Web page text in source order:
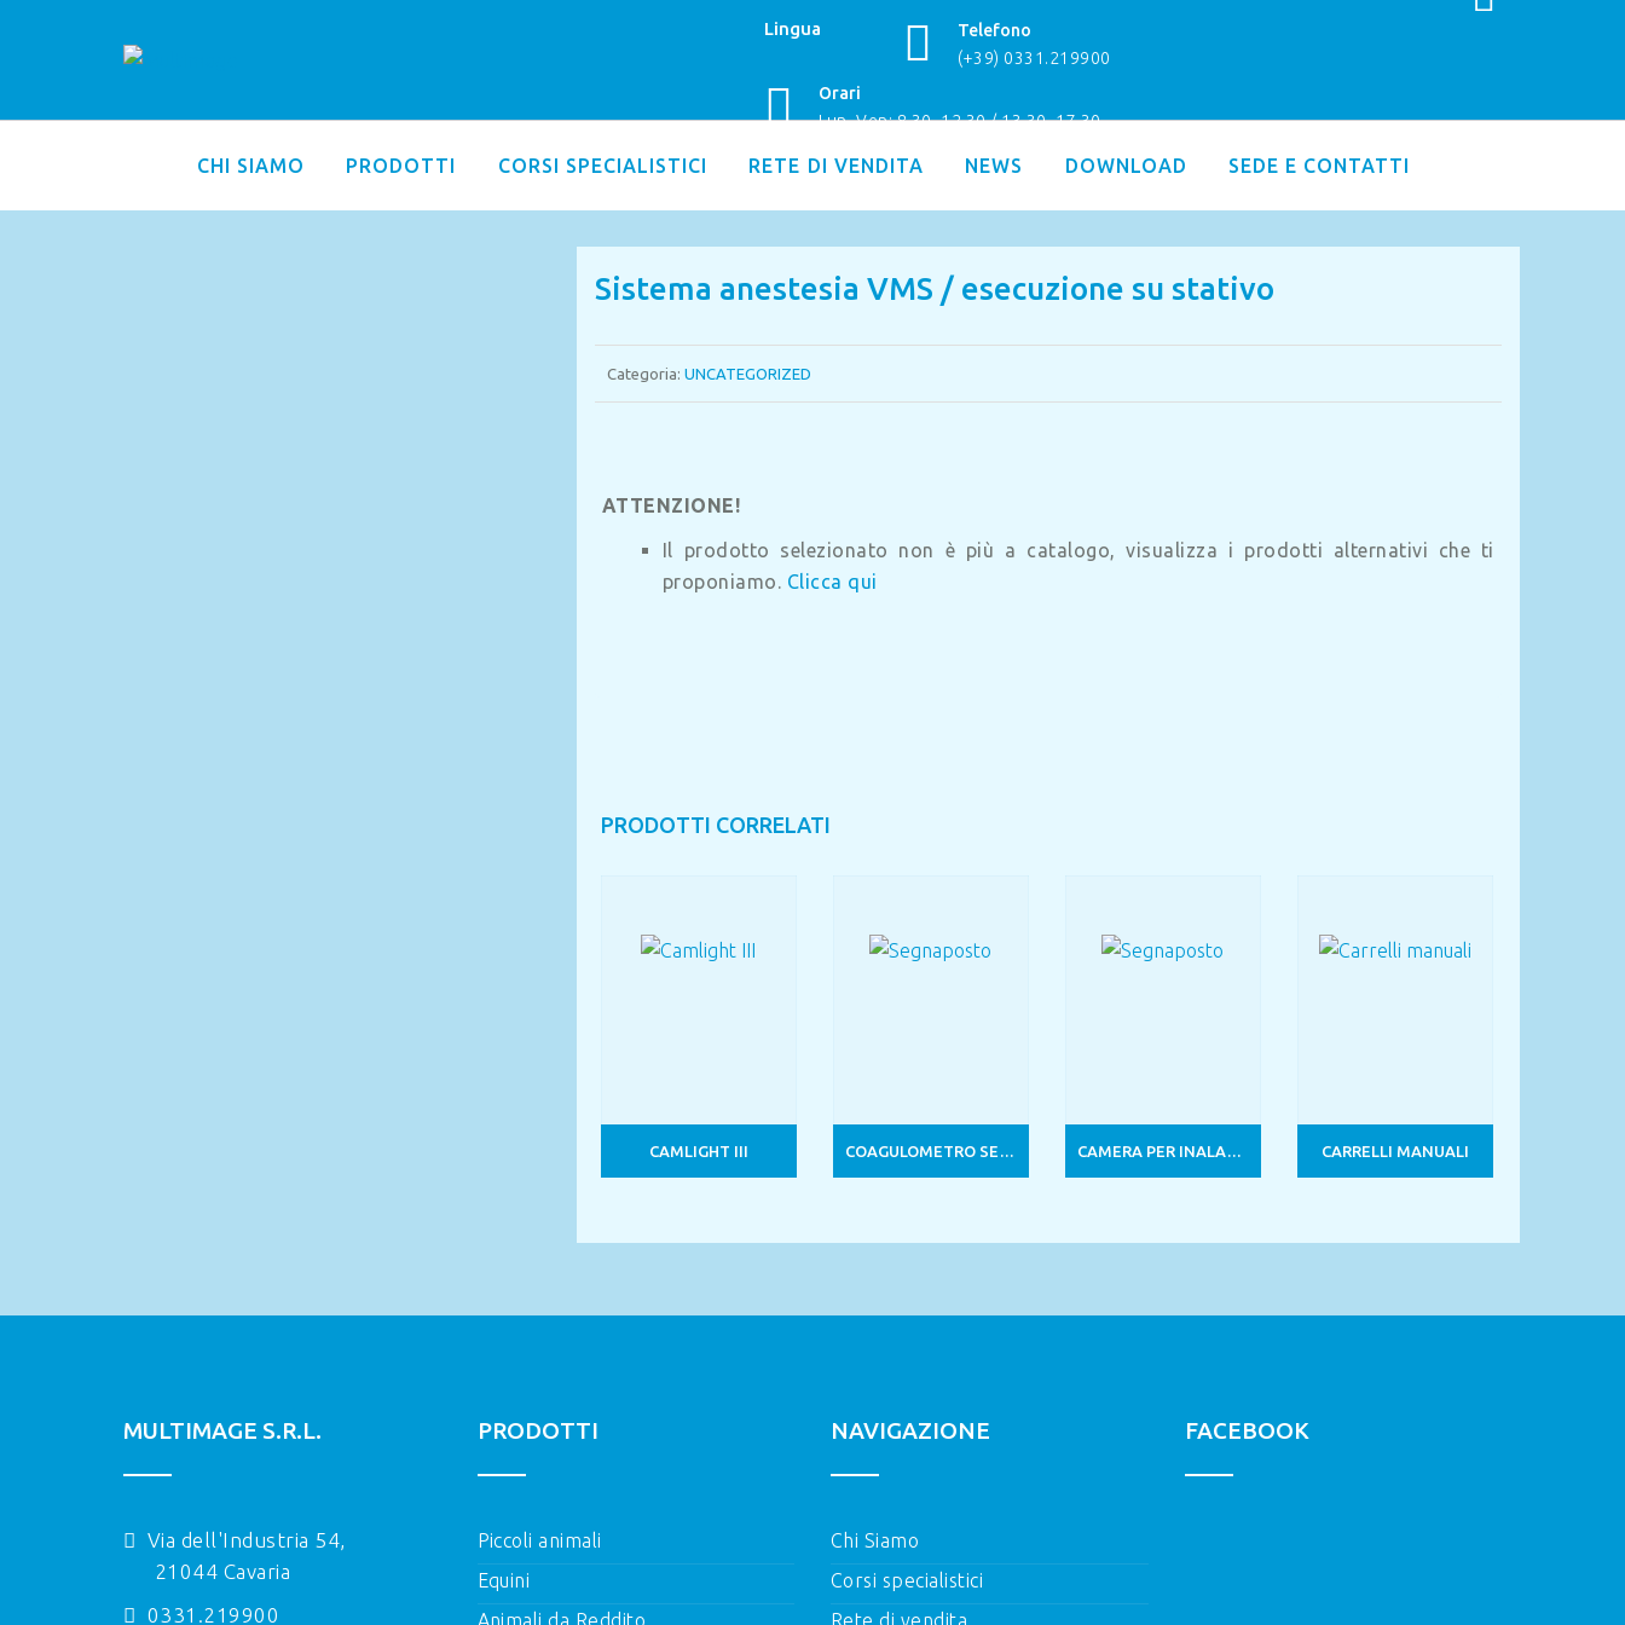
Lingua
Telefono
(+39) 0331.219900
Orari
Lun–Ven: 8.30–12.30 / 13.30–17.30
CHI SIAMO PRODOTTI CORSI SPECIALISTICI RETE DI VENDITA NEWS DOWNLOAD SEDE E CONTATTI
Sistema anestesia VMS / esecuzione su stativo
Categoria: UNCATEGORIZED
ATTENZIONE!
Il prodotto selezionato non è più a catalogo, visualizza i prodotti alternativi che ti
proponiamo. Clicca qui
PRODOTTI CORRELATI
CAMLIGHT III CARRELLI MANUALI
MULTIMAGE S.R.L.
Via dell'Industria 54,
21044 Cavaria
0331.219900
PRODOTTI
Piccoli animali
Equini
Animali da Reddito
NAVIGAZIONE
Chi Siamo
Corsi specialistici
Rete di vendita
FACEBOOK